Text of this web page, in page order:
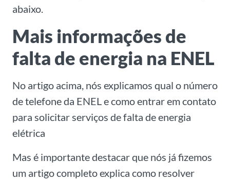
abaixo.
Mais informações de
falta de energia na ENEL
No artigo acima, nós explicamos qual o número
de telefone da ENEL e como entrar em contato
para solicitar serviços de falta de energia
elétrica
Mas é importante destacar que nós já fizemos
um artigo completo explica como resolver